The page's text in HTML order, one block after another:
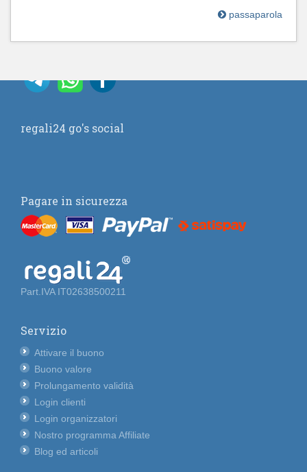
passaparola
regali24 go's social
Pagare in sicurezza
Part.IVA IT02638500211
Servizio
Attivare il buono
Buono valore
Prolungamento validità
Login clienti
Login organizzatori
Nostro programma Affiliate
Blog ed articoli